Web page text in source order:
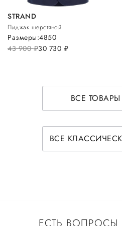
STRAND
Пиджак шерстяной
43 900руб.30 730 руб.
Размеры:4850
ВСЕ ТОВАРЫ
ВСЕ
ЕСТЬ ВОПРОСЫ